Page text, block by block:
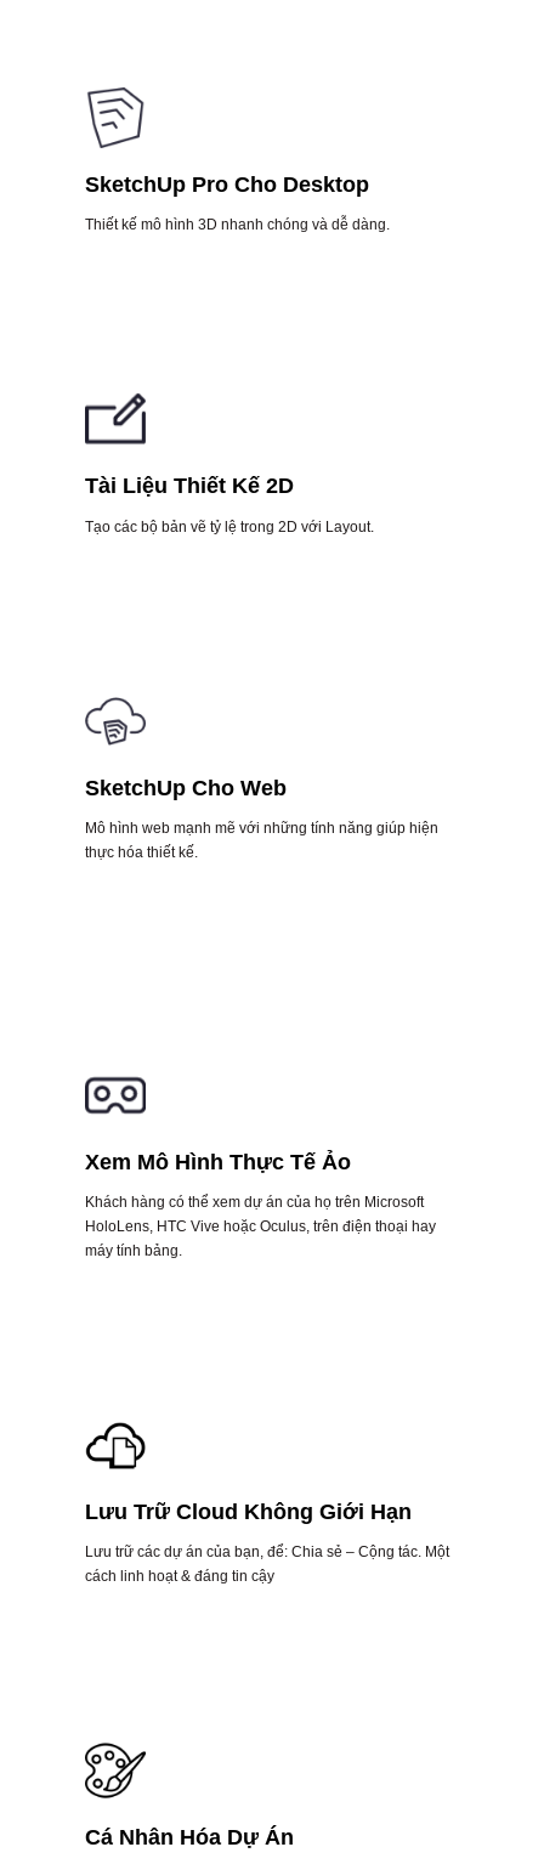
SketchUp Pro Cho Desktop
Thiết kế mô hình 3D nhanh chóng và dễ dàng.
Tài Liệu Thiết Kế 2D
Tạo các bộ bản vẽ tỷ lệ trong 2D với Layout.
SketchUp Cho Web
Mô hình web mạnh mẽ với những tính năng giúp hiện
thực hóa thiết kế.
Xem Mô Hình Thực Tế Ảo
Khách hàng có thể xem dự án của họ trên Microsoft
HoloLens, HTC Vive hoặc Oculus, trên điện thoại hay
máy tính bảng.
Lưu Trữ Cloud Không Giới Hạn
Lưu trữ các dự án của bạn, để: Chia sẻ – Cộng tác. Một
cách linh hoạt & đáng tin cậy
Cá Nhân Hóa Dự Án